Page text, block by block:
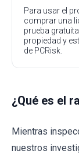
Para usar el
comprar una
prueba
propiedad y
de PCRisk.
¿Qué es el
Mientras
nuestros